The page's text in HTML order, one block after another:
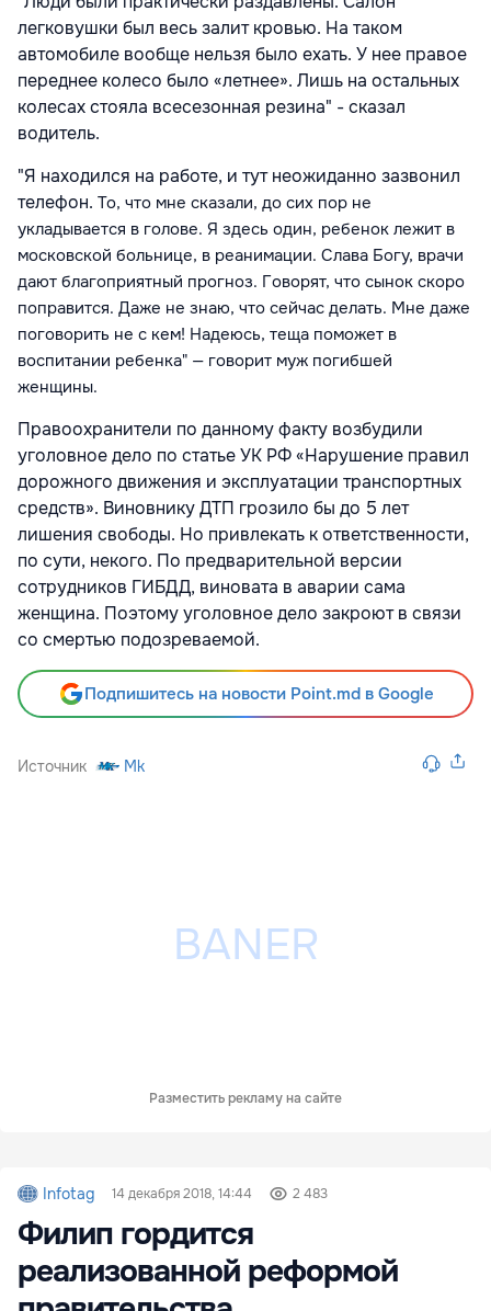
легковушки был весь залит кровью. На таком
автомобиле вообще нельзя было ехать. У нее правое
переднее колесо было «летнее». Лишь на остальных
колесах стояла всесезонная резина" - сказал
водитель.
"Я находился на работе, и тут неожиданно зазвонил
телефон. То, что мне сказали, до сих пор не
укладывается в голове. Я здесь один, ребенок лежит в
московской больнице, в реанимации. Слава Богу, врачи
дают благоприятный прогноз. Говорят, что сынок скоро
поправится. Даже не знаю, что сейчас делать. Мне даже
поговорить не с кем! Надеюсь, теща поможет в
воспитании ребенка" — говорит муж погибшей
женщины.
Правоохранители по данному факту возбудили
уголовное дело по статье УК РФ «Нарушение правил
дорожного движения и эксплуатации транспортных
средств». Виновнику ДТП грозило бы до 5 лет
лишения свободы. Но привлекать к ответственности,
по сути, некого. По предварительной версии
сотрудников ГИБДД, виновата в аварии сама
женщина. Поэтому уголовное дело закроют в связи
со смертью подозреваемой.
Подпишитесь на новости Point.md в Google
Источник Mk
Разместить рекламу на сайте
Infotag 14 декабря 2018, 14:44 2 483
Филип гордится
реализованной реформой